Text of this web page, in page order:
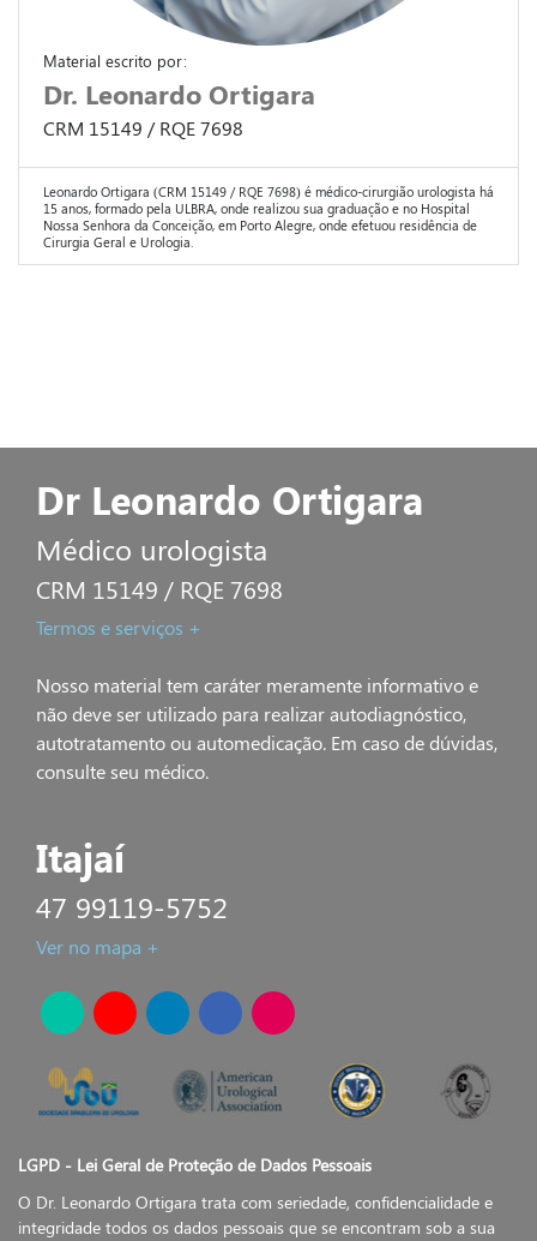
Material escrito por:
Dr. Leonardo Ortigara
CRM 15149 / RQE 7698
Leonardo Ortigara (CRM 15149 / RQE 7698) é médico-cirurgião urologista há
15 anos, formado pela ULBRA, onde realizou sua graduação e no Hospital
Nossa Senhora da Conceição, em Porto Alegre, onde efetuou residência de
Cirurgia Geral e Urologia.
Dr Leonardo Ortigara
Médico urologista
CRM 15149 / RQE 7698
Termos e serviços +
Nosso material tem caráter meramente informativo e
não deve ser utilizado para realizar autodiagnóstico,
autotratamento ou automedicação. Em caso de dúvidas,
consulte seu médico.
Itajaí
47 99119-5752
Ver no mapa +
LGPD - Lei Geral de Proteção de Dados Pessoais
O Dr. Leonardo Ortigara trata com seriedade, confidencialidade e
integridade todos os dados pessoais que se encontram sob a sua